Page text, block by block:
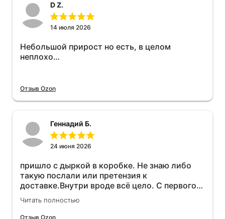
D Z.
14 июля 2026
Небольшой прирост но есть, в целом
неплохо…
Отзыв Ozon
Геннадий Б.
24 июня 2026
пришло с дыркой в коробке. Не знаю либо
такую послали или претензия к
доставке.Внутри вроде всё цело. С первого
раза установить не получается не знаю
может интернет дурит. Четыре звёзды за
упаковку с дыркой.Как опробую дополню
Читать полностью
Отзыв Ozon